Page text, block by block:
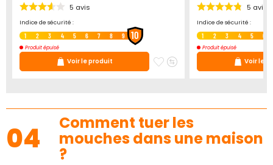
5 avis
Indice de sécurité :
1 2 3 4 5 6 7 8 9 10
Produit épuisé
Voir le produit
AjouterAjouter
5 avis
Indice de sécurité :
1 2 3 4 5 6
Produit épuisé
Voir le
04 Comment tuer les
mouches dans une maison
?